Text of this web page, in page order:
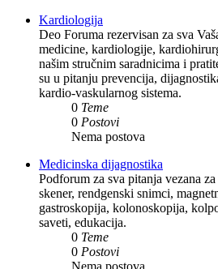
Kardiologija
Deo Foruma rezervisan za sva
medicine, kardiologije,
našim stručnim saradnicima i
su u pitanju prevencija,
kardio-vaskularnog sistema.
0 Teme
0 Postovi
Nema postova
Medicinska dijagnostika
Podforum za sva pitanja vezana
skener, rendgenski snimci,
gastroskopija, kolonoskopija,
saveti, edukacija.
0 Teme
0 Postovi
Nema postova